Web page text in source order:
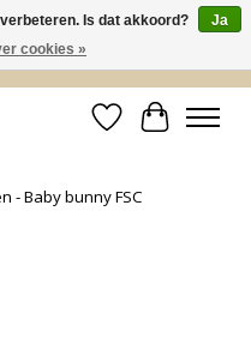
ruimte! Shop nu de zomer
Verlanglijst
- Baby bunny FSC
Is dat akkoord?
Ja
cookies »